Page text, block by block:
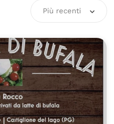
Più recenti